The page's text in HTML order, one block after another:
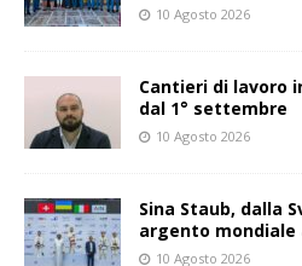
10 Agosto 2026
Cantieri di lavoro
dal 1° settembre
10 Agosto 2026
Sina Staub, dalla
argento mondiale
10 Agosto 2026